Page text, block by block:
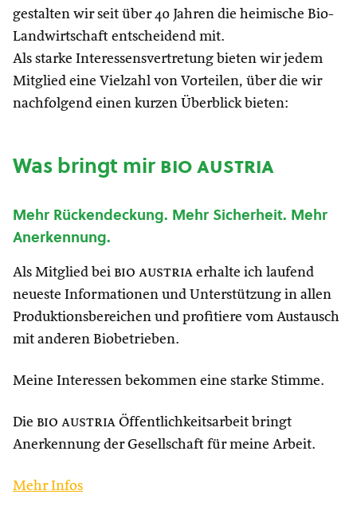
gestalten wir seit über 40 Jahren die heimische Bio-
Landwirtschaft entscheidend mit.
Als starke Interessensvertretung bieten wir jedem
Mitglied eine Vielzahl von Vorteilen, über die wir
nachfolgend einen kurzen Überblick bieten:
Was bringt mirbio austria
Mehr Rückendeckung. Mehr Sicherheit. Mehr
Anerkennung.
Als Mitglied bei bio austria erhalte ich laufend
neueste Informationen und Unterstützung in allen
Produktionsbereichen und profitiere vom Austausch
mit anderen Biobetrieben.
Meine Interessen bekommen eine starke Stimme.
Die bio austria Öffentlichkeitsarbeit bringt
Anerkennung der Gesellschaft für meine Arbeit.
Mehr Infos